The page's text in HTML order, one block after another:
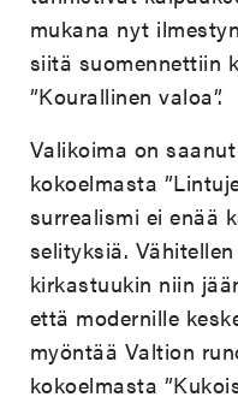
mukana nyt
siitä suomennettiin
”Kourallinen valoa”.
Valikoima on
kokoelmasta
surrealismi ei enää
selityksiä.
kirkastuukin niin
että modernille
myöntää Valtion
kokoelmasta